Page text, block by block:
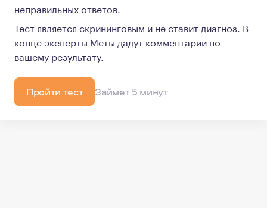
неправильных ответов.
Тест является скрининговым и не ставит диагноз. В
конце эксперты Меты дадут комментарии по
вашему результату.
Пройти тест Займет 5 минут